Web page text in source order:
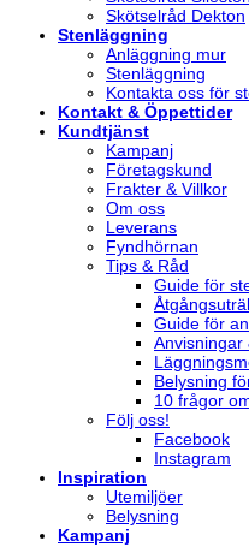
Skötselråd Dekton
Stenläggning
Anläggning mur
Stenläggning
Kontakta oss för
Kontakt & Öppettider
Kundtjänst
Kampanj
Företagskund
Frakter & Villkor
Om oss
Leverans
Fyndhörnan
Tips & Råd
Guide för
Guide för
Anvisningar
Belysning
10 frågor
Följ oss!
Facebook
Instagram
Inspiration
Utemiljöer
Belysning
Kampanj